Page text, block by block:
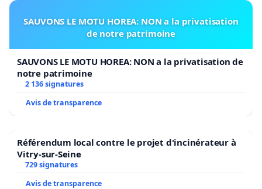
SAUVONS LE MOTU HOREA: NON a la privatisation
de notre patrimoine
SAUVONS LE MOTU HOREA: NON a la privatisation de
notre patrimoine
2 136 signatures
Avis de transparence
Référendum local contre le projet d'incinérateur à
Vitry-sur-Seine
729 signatures
Avis de transparence